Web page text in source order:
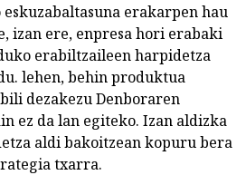
erakarpen hau
izan ere, enpresa hori erabaki
erabiltzaileen harpidetza
lehen, behin produktua
dezakezu Denboraren
ez da lan egiteko. Izan aldizka
aldi bakoitzean kopuru bera
txarra.